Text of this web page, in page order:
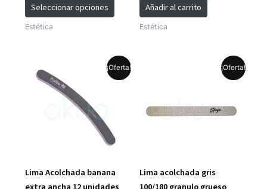
Seleccionar opciones
página
de
producto
Estética
Añadir al carrito
Estética
¡Oferta!
Lima Acolchada banana
extra ancha 12 unidades
precio
original
era:
10,99 €.
precio
es:
9,80 €.
¡Oferta!
Lima acolchada gris
100/180 granulo grueso
era:
1,19 €.
precio
es:
1,02 €.